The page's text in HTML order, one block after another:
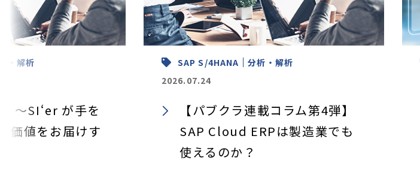
・解析
～SI‘er が手を
価値をお届けす
SAP S/4HANA
分析・解析
2026.07.24
【パブクラ連載コラム第4弾】
SAP Cloud ERPは製造業でも
使えるのか？